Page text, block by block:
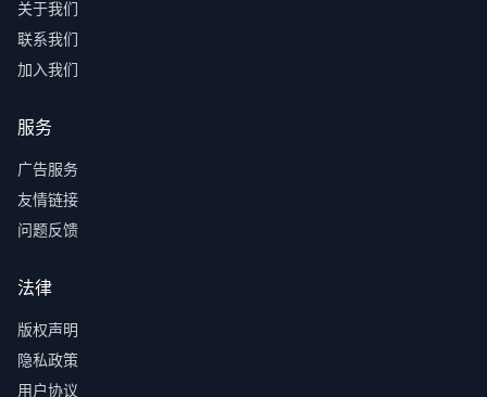
关于我们
联系我们
加入我们
服务
广告服务
友情链接
问题反馈
法律
版权声明
隐私政策
用户协议